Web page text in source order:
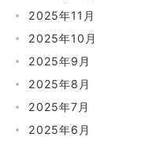
2025年11月
2025年10月
2025年9月
2025年8月
2025年7月
2025年6月